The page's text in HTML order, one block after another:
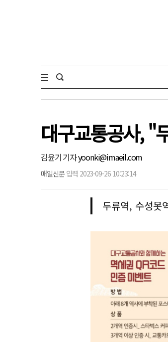
대구교통공사, "
김윤기 기자yoonki@imaeil.com
매일신문 입력 2023-09-26 10:23:14
두류역, 수성못